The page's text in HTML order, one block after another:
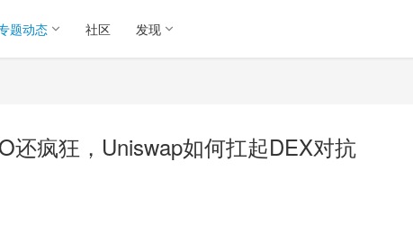
题动态 社区 发现
还疯狂，Uniswap如何扛起DEX对抗